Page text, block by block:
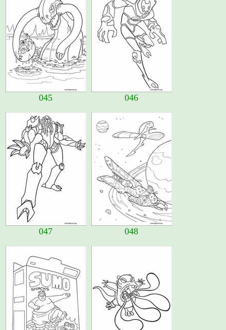
045 046
047 048